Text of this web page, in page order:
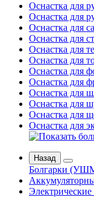
Оснастка для
Оснастка для
Оснастка для
Оснастка для
Оснастка для
Оснастка для
Оснастка для
Оснастка для
Оснастка для
Оснастка для
Оснастка для
Оснастка для
Назад
Болгарки
Электрические